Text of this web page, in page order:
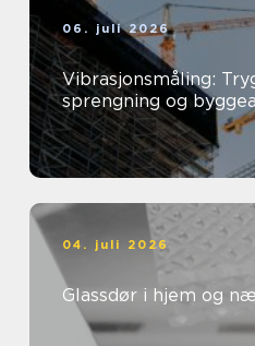
06. juli 2026
Vibrasjonsmåling:
sprengning og
04. juli 2026
Glassdør i hjem og